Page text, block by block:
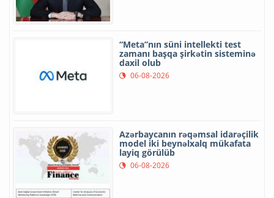
“Meta”nın süni intellekti test
zamanı başqa şirkətin sisteminə
daxil olub
06-08-2026
Azərbaycanın rəqəmsal idarəçilik
model iki beynəlxalq mükafata
layiq görülüb
06-08-2026